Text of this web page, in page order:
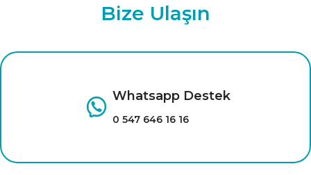
Bize Ulaşın
Whatsapp Destek
0 547 646 16 16